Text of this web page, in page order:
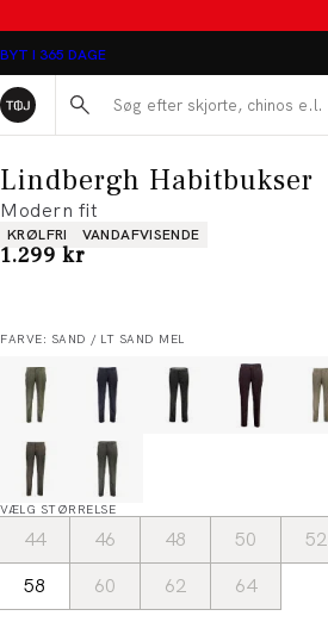
BYT I 365 DAGE
Søg her...
Lindbergh Habitbukser
Modern fit
Produkt egenskaber
KRØLFRI VANDAFVISENDE
I alt (inkl. rabat)
1.299 kr
FARVE: SAND / LT SAND MEL
VÆLG STØRRELSE
44 46 48 50 52
58
60 62 64